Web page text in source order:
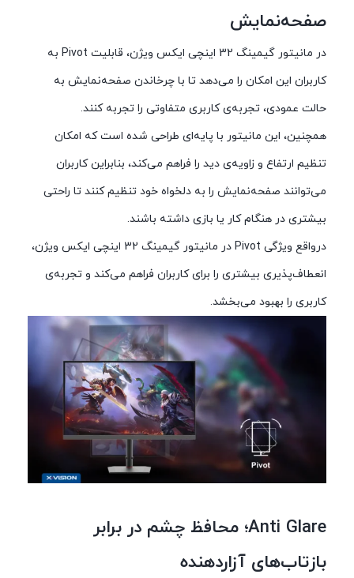
صفحه‌نمایش
در مانیتور گیمینگ 32 اینچی ایکس ویژن، قابلیت Pivot به
کاربران این امکان را می‌دهد تا با چرخاندن صفحه‌نمایش به
حالت عمودی، تجربه‌ی کاربری متفاوتی را تجربه کنند.
همچنین، این مانیتور با پایه‌ای طراحی شده است که امکان
تنظیم ارتفاع و زاویه‌ی دید را فراهم می‌کند، بنابراین کاربران
می‌توانند صفحه‌نمایش را به دلخواه خود تنظیم کنند تا راحتی
بیشتری در هنگام کار یا بازی داشته باشند.
درواقع ویژگی Pivot در مانیتور گیمینگ 32 اینچی ایکس ویژن،
انعطاف‌پذیری بیشتری را برای کاربران فراهم می‌کند و تجربه‌ی
کاربری را بهبود می‌بخشد.
Anti Glare؛ محافظ چشم در برابر
بازتاب‌های آزاردهنده